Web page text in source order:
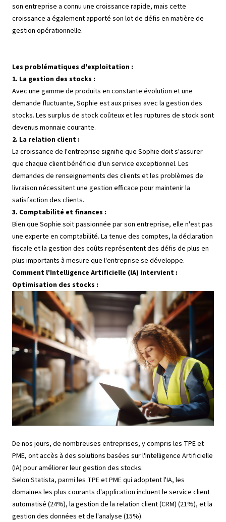
son entreprise a connu une croissance rapide, mais cette
croissance a également apporté son lot de défis en matière de
gestion opérationnelle.
Les problématiques d'exploitation :
1. La gestion des stocks :
Avec une gamme de produits en constante évolution et une
demande fluctuante, Sophie est aux prises avec la gestion des
stocks. Les surplus de stock coûteux et les ruptures de stock sont
devenus monnaie courante.
2. La relation client :
La croissance de l'entreprise signifie que Sophie doit s'assurer
que chaque client bénéficie d'un service exceptionnel. Les
demandes de renseignements des clients et les problèmes de
livraison nécessitent une gestion efficace pour maintenir la
satisfaction des clients.
3. Comptabilité et finances :
Bien que Sophie soit passionnée par son entreprise, elle n'est pas
une experte en comptabilité. La tenue des comptes, la déclaration
fiscale et la gestion des coûts représentent des défis de plus en
plus importants à mesure que l'entreprise se développe.
Comment l'Intelligence Artificielle (IA) Intervient :
Optimisation des stocks :
De nos jours, de nombreuses entreprises, y compris les TPE et
PME, ont accès à des solutions basées sur l'Intelligence Artificielle
(IA) pour améliorer leur gestion des stocks.
Selon Statista, parmi les TPE et PME qui adoptent l'IA, les
domaines les plus courants d'application incluent le service client
automatisé (24%), la gestion de la relation client (CRM) (21%), et la
gestion des données et de l'analyse (15%).